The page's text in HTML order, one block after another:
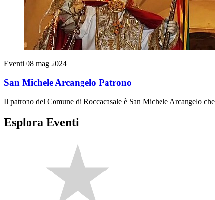
Eventi 08 mag 2024
San Michele Arcangelo Patrono
Il patrono del Comune di Roccacasale è San Michele Arcangelo
Esplora Eventi